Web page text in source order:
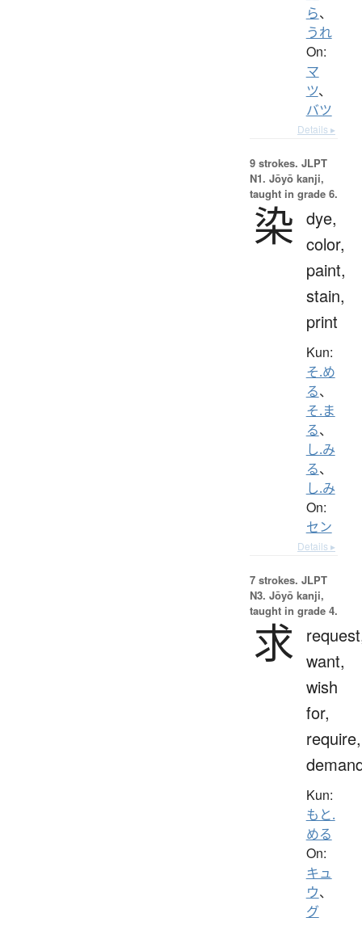
ら、
うれ
On:
マ
ツ、
バツ
Details ▸
9 strokes. JLPT
N1. Jōyō kanji,
taught in grade 6.
染 dye,
color,
paint,
stain,
print
Kun:
そ.め
る、
そ.ま
る、
し.み
る、
し.み
On:
セン
Details ▸
7 strokes. JLPT
N3. Jōyō kanji,
taught in grade 4.
求 want,
wish
for,
require,
Kun:
もと.
める
On:
キュ
ウ、
グ